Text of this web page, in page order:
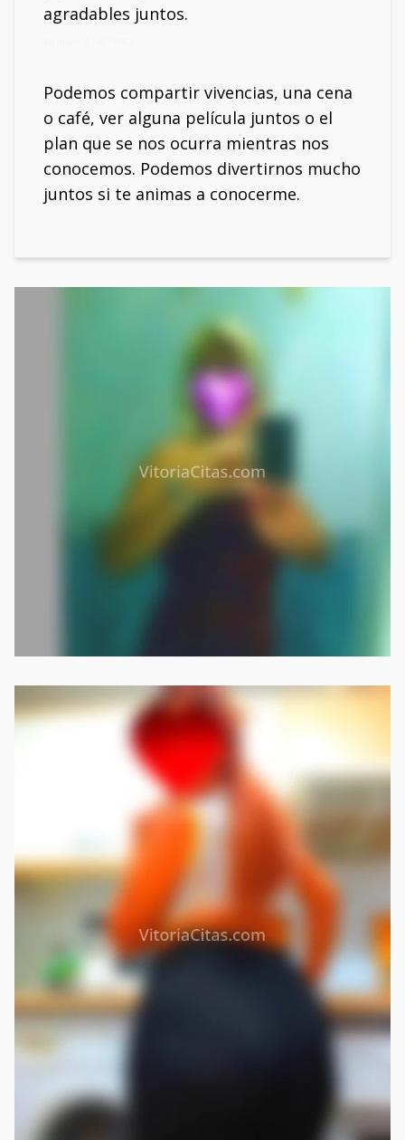
agradables juntos.
Podemos compartir vivencias, una cena
o café, ver alguna película juntos o el
plan que se nos ocurra mientras nos
conocemos. Podemos divertirnos mucho
juntos si te animas a conocerme.